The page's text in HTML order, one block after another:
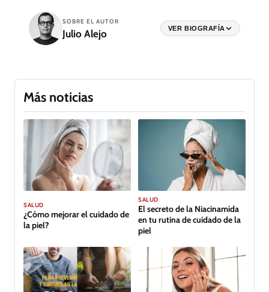
SOBRE EL AUTOR
Julio Alejo VER BIOGRAFÍA
Más noticias
SALUD
¿Cómo mejorar el cuidado de
la piel?
SALUD
El secreto de la Niacinamida
en tu rutina de cuidado de la
piel